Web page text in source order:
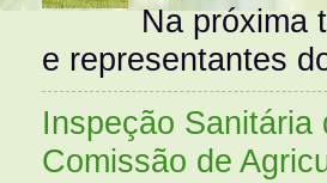
Na próxima
e representantes
Inspeção
Comissão de